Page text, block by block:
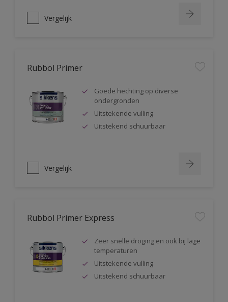
Vergelijk
Rubbol Primer
Goede hechting op diverse
ondergronden
Uitstekende vulling
Uitstekend schuurbaar
Vergelijk
Rubbol Primer Express
Zeer snelle droging en ook bij lage
temperaturen
Uitstekende vulling
Uitstekend schuurbaar